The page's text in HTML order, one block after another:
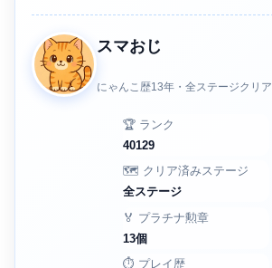
スマおじ
にゃんこ歴13年・全ステージクリア
🏆 ランク
40129
🗺️ クリア済みステージ
全ステージ
🏅 プラチナ勲章
13個
⏱️ プレイ歴